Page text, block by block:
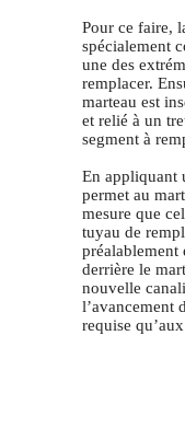
Pour ce faire,
spécialement
une des
remplacer.
marteau est
et relié à un
segment à
En appliquant
permet au
mesure que
tuyau de
préalablement
derrière le
nouvelle
l’avancement
requise